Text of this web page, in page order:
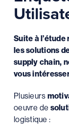
Suite à
les solutions
supply chain,
vous
Plusieurs
oeuvre de
logistique :